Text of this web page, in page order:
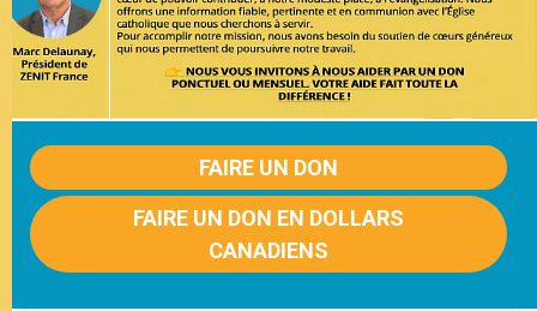
FAIRE UN DON
FAIRE UN DON EN DOLLARS
CANADIENS